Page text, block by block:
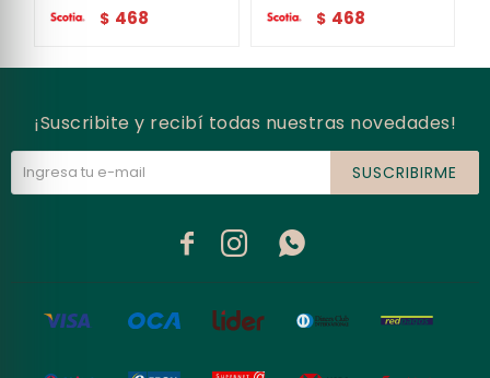
$ 468 $ 468
¡Suscribite y recibí todas nuestras novedades!
SUSCRIBIRME
  